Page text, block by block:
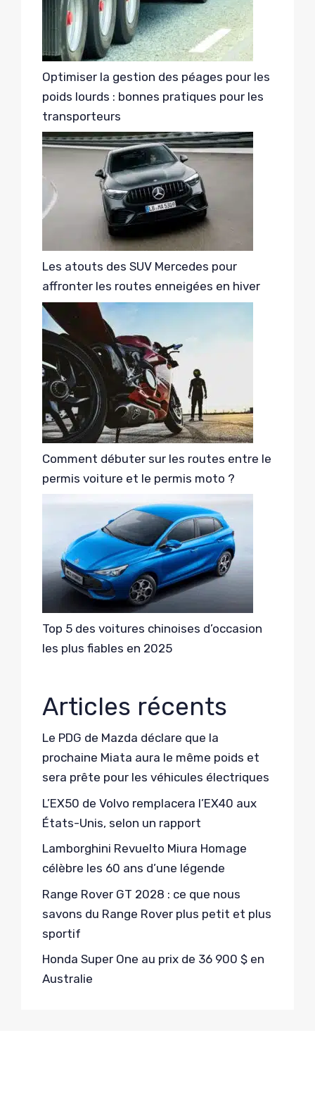
Optimiser la gestion des péages pour les
poids lourds : bonnes pratiques pour les
transporteurs
Les atouts des SUV Mercedes pour
affronter les routes enneigées en hiver
Comment débuter sur les routes entre le
permis voiture et le permis moto ?
Top 5 des voitures chinoises d’occasion
les plus fiables en 2025
Articles récents
Le PDG de Mazda déclare que la
prochaine Miata aura le même poids et
sera prête pour les véhicules électriques
L’EX50 de Volvo remplacera l’EX40 aux
États-Unis, selon un rapport
Lamborghini Revuelto Miura Homage
célèbre les 60 ans d’une légende
Range Rover GT 2028 : ce que nous
savons du Range Rover plus petit et plus
sportif
Honda Super One au prix de 36 900 $ en
Australie